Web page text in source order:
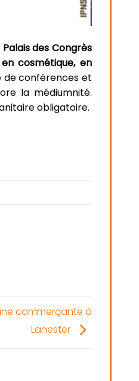
Palais des Congrès
cosmétique, en
de conférences et
la médiumnité.
obligatoire.
commerçante à
Lanester